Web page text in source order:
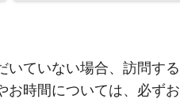
いていない場合、訪問する
お時間については、必ずお